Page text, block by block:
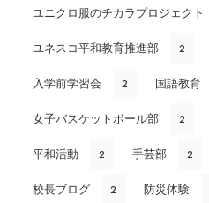
ユニクロ服のチカラプロジェクト
ユネスコ平和教育推進部 2
入学前学習会 2 国語教育
女子バスケットボール部 2
平和活動 2 手芸部 2
校長ブログ 2 防災体験